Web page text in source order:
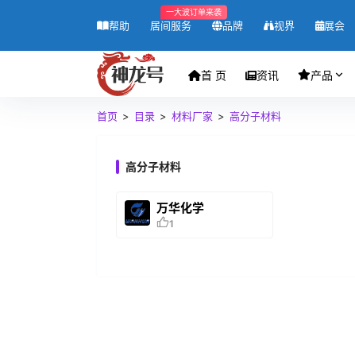
帮助 居间服务
一大波订单来袭
品牌 视界 展会
首 页 资讯 产品
首页 > 目录 > 材料厂家 > 高分子材料
高分子材料
万华化学
1